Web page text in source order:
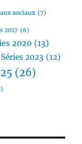
sociaux (7)
2017 (6)
2020 (13)
Séries 2023 (12)
(26)